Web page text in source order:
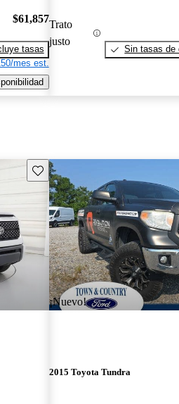
$61,857
tasas
mes est.
Trato
justo
Sin tasas de
Guarda este Aviso
¡Nuevo!
2015 Toyota Tundra